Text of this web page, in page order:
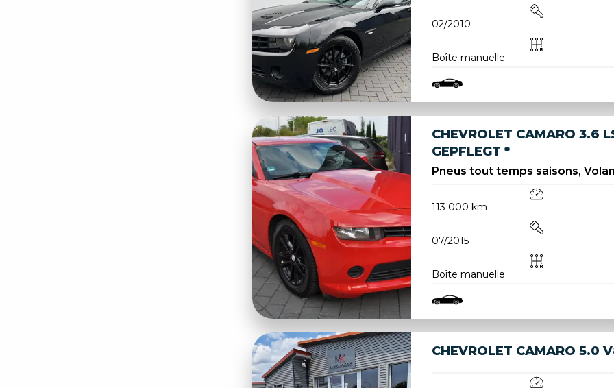
02/2010
Boîte manuelle
CHEVROLET CAMARO 3.6
GEPFLEGT *
Pneus tout temps saisons,
113 000 km
07/2015
Boîte manuelle
CHEVROLET CAMARO 5.0